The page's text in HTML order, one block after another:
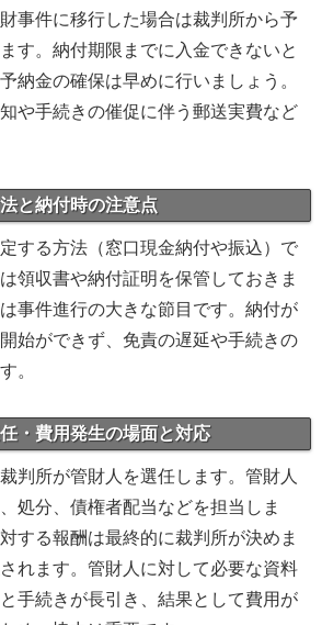
事件に移行した場合は裁判所から予
す。納付期限までに入金できないと
納金の確保は早めに行いましょう。
や手続きの催促に伴う郵送実費など
と納付時の注意点
する方法（窓口現金納付や振込）で
領収書や納付証明を保管しておきま
事件進行の大きな節目です。納付が
始ができず、免責の遅延や手続きの
。
・費用発生の場面と対応
判所が管財人を選任します。管財人
処分、債権者配当などを担当しま
する報酬は最終的に裁判所が決めま
れます。管財人に対して必要な資料
手続きが長引き、結果として費用が